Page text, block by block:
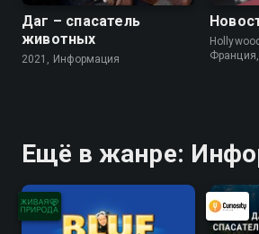
Даг – спасатель
животных
2021, Информация
Ещё в жанре: